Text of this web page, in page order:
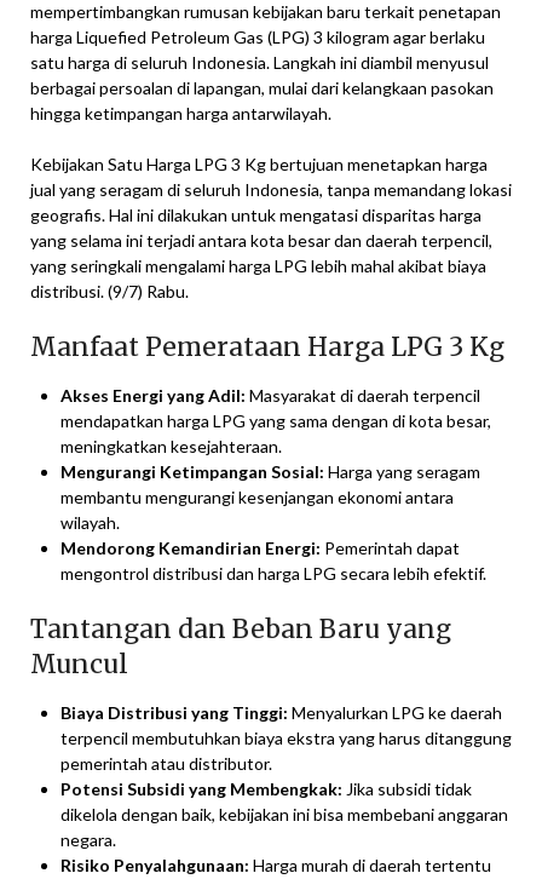
mempertimbangkan rumusan kebijakan baru terkait penetapan
harga Liquefied Petroleum Gas (LPG) 3 kilogram agar berlaku
satu harga di seluruh Indonesia. Langkah ini diambil menyusul
berbagai persoalan di lapangan, mulai dari kelangkaan pasokan
hingga ketimpangan harga antarwilayah.
Kebijakan Satu Harga LPG 3 Kg bertujuan menetapkan harga
jual yang seragam di seluruh Indonesia, tanpa memandang lokasi
geografis. Hal ini dilakukan untuk mengatasi disparitas harga
yang selama ini terjadi antara kota besar dan daerah terpencil,
yang seringkali mengalami harga LPG lebih mahal akibat biaya
distribusi. (9/7) Rabu.
Manfaat Pemerataan Harga LPG 3 Kg
Akses Energi yang Adil: Masyarakat di daerah terpencil
mendapatkan harga LPG yang sama dengan di kota besar,
meningkatkan kesejahteraan.
Mengurangi Ketimpangan Sosial: Harga yang seragam
membantu mengurangi kesenjangan ekonomi antara
wilayah.
Mendorong Kemandirian Energi: Pemerintah dapat
mengontrol distribusi dan harga LPG secara lebih efektif.
Tantangan dan Beban Baru yang
Muncul
Biaya Distribusi yang Tinggi: Menyalurkan LPG ke daerah
terpencil membutuhkan biaya ekstra yang harus ditanggung
pemerintah atau distributor.
Potensi Subsidi yang Membengkak: Jika subsidi tidak
dikelola dengan baik, kebijakan ini bisa membebani anggaran
negara.
Risiko Penyalahgunaan: Harga murah di daerah tertentu